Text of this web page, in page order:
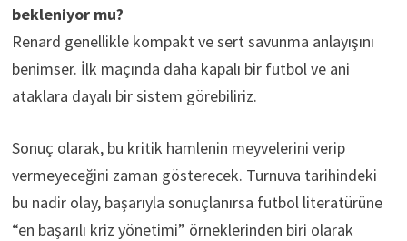
bekleniyor mu?
Renard genellikle kompakt ve sert savunma anlayışını
benimser. İlk maçında daha kapalı bir futbol ve ani
ataklara dayalı bir sistem görebiliriz.
Sonuç olarak, bu kritik hamlenin meyvelerini verip
vermeyeceğini zaman gösterecek. Turnuva tarihindeki
bu nadir olay, başarıyla sonuçlanırsa futbol literatürüne
“en başarılı kriz yönetimi” örneklerinden biri olarak